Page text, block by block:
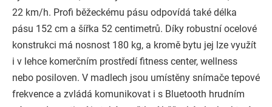
22 km/h. Profi běžeckému pásu odpovídá také délka
pásu 152 cm a šířka 52 centimetrů. Díky robustní ocelové
konstrukci má nosnost 180 kg, a kromě bytu jej lze využít
i v lehce komerčním prostředí fitness center, wellness
nebo posiloven. V madlech jsou umístěny snímače tepové
frekvence a zvládá komunikovat i s Bluetooth hrudním